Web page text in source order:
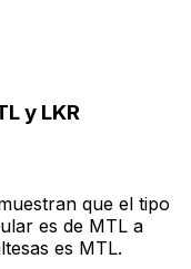
y LKR
que el tipo
es de MTL a
es MTL.